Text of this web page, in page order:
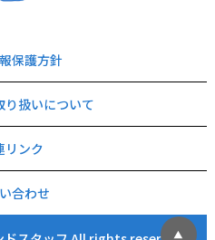
保護方針
り扱いについて
リンク
合わせ